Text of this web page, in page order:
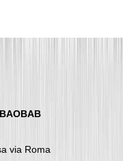
via Roma